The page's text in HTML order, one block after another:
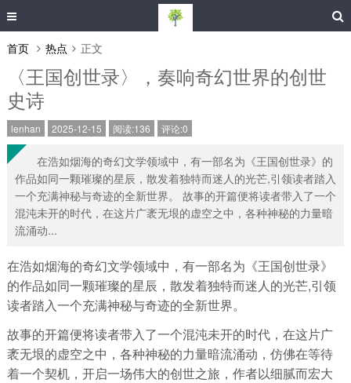
首页 热点 正文
〈王国创世录〉，奏响奇幻世界的创世
史诗
lenhan 2025-12-15 阅读:136 评论:0
在浩如烟海的奇幻文学领域中，有一部名为《王国创世录》的
作品如同一颗璀璨的星辰，散发着独特而迷人的光芒,引领读者踏入
一个充满神秘与奇迹的全新世界。 故事的开篇便将读者带入了一个
混沌未开的时代，在这片广袤无垠的虚空之中，各种神秘的力量暗
流涌动...
在浩如烟海的奇幻文学领域中，有一部名为《王国创世录》
的作品如同一颗璀璨的星辰，散发着独特而迷人的光芒,引领
读者踏入一个充满神秘与奇迹的全新世界。
故事的开篇便将读者带入了一个混沌未开的时代，在这片广
袤无垠的虚空之中，各种神秘的力量暗流涌动，仿佛在等待
着一个契机，开启一场伟大的创世之旅，作者以细腻而宏大